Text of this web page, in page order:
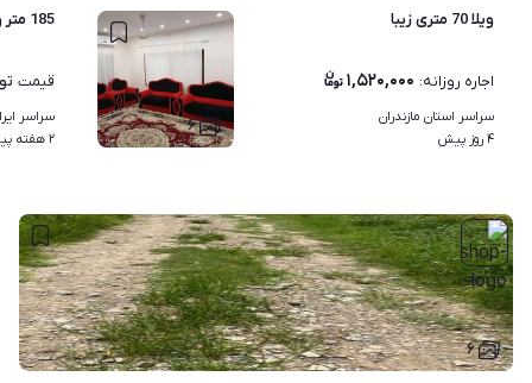
۶
ویلا 70 متری زیبا
اجاره روزانه: ۱,۵۲۰,۰۰۰
سراسر استان مازندران
۴ روز پیش
185 متر ویلا تازه ساخت دوبلکس جکوزی مستر کامل
قیمت
سراسر
۲ هفته پیش
۶